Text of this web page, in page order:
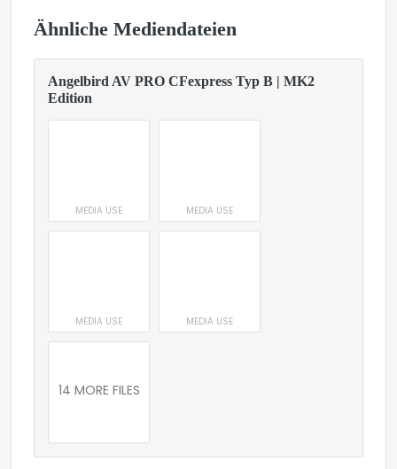
Ähnliche Mediendateien
Angelbird AV PRO CFexpress Typ B | MK2
Edition
MEDIA USE MEDIA USE
MEDIA USE MEDIA USE
14 MORE FILES